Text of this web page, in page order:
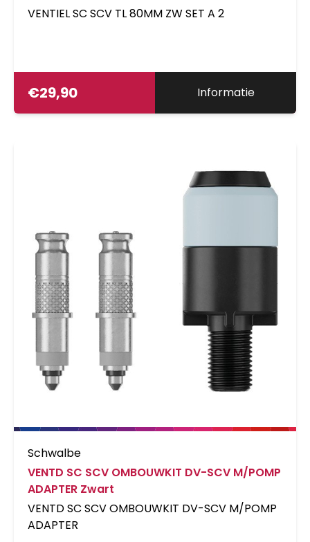
VENTIEL SC SCV TL 80MM ZW SET A 2
€29,90 Informatie
Schwalbe
VENTD SC SCV OMBOUWKIT DV-SCV M/POMP
ADAPTER Zwart
VENTD SC SCV OMBOUWKIT DV-SCV M/POMP
ADAPTER